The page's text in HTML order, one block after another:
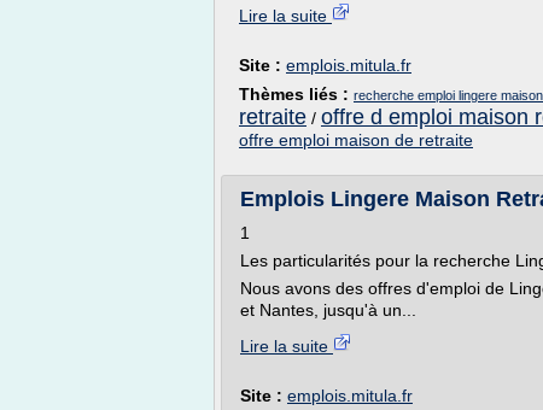
Lire la suite
Site : emplois.mitula.fr
Thèmes liés : recherche emploi lingere
retraite / offre d emploi maison
offre emploi maison de retraite
Emplois Lingere Maison
1
Les particularités pour la recherche
Nous avons des offres d'emploi de
et Nantes, jusqu'à un...
Lire la suite
Site : emplois.mitula.fr